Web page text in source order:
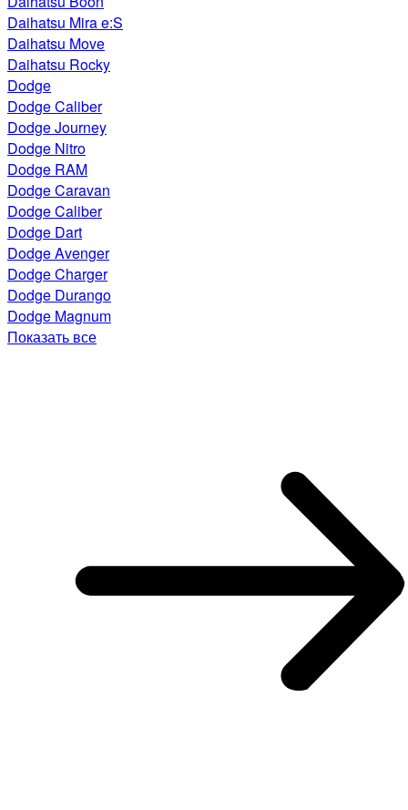
Daihatsu Mira e:S
Daihatsu Move
Daihatsu Rocky
Dodge
Dodge Caliber
Dodge Journey
Dodge Nitro
Dodge RAM
Dodge Caravan
Dodge Caliber
Dodge Dart
Dodge Avenger
Dodge Charger
Dodge Durango
Dodge Magnum
Показать все